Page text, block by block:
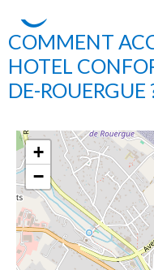
COMMENT
HOTEL
DE-ROUERGUE
+
−